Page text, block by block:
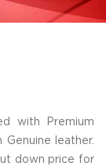
with Premium
leather.
down price for